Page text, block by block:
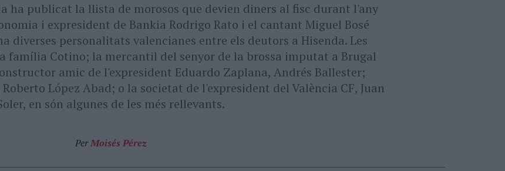
ha publicat la llista de morosos que devien diners al fisc durant l'any
i expresident de Bankia Rodrigo Rato i el cantant Miguel Bosé
diverses personalitats valencianes entre els deutors a Hisenda. Les
família Cotino; la mercantil del senyor de la brossa imputat a Brugal
amic de l'expresident Eduardo Zaplana, Andrés Ballester;
López Abad; o la societat de l'expresident del València CF, Juan
en són algunes de les més rellevants.
PerMoisés Pérez